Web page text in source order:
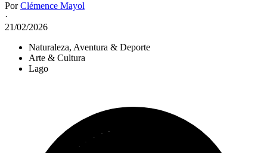
PorClémence Mayol
·
21/02/2026
Naturaleza, Aventura & Deporte
Arte & Cultura
Lago